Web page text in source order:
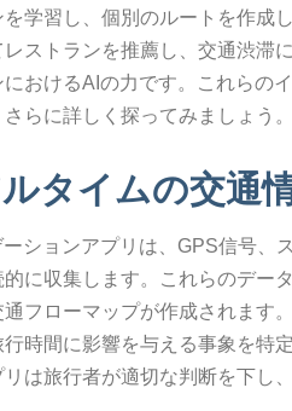
学習し、個別のルートを作成
レストランを推薦し、交通渋滞
におけるAIの力です。これらの
らに詳しく探ってみましょう。
タイムの交通
ションアプリは、GPS信号、
的に収集します。これらのデー
通フローマップが作成されます
行時間に影響を与える事象を特
リは旅行者が適切な判断を下し